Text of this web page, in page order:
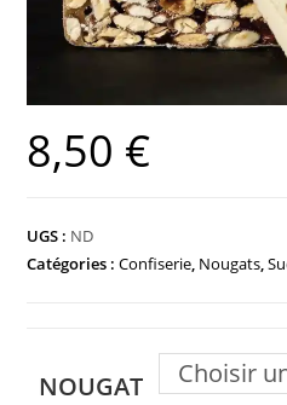
8,50 €
UGS : ND
Catégories :Confiserie, Nougats,
NOUGAT
Choisir